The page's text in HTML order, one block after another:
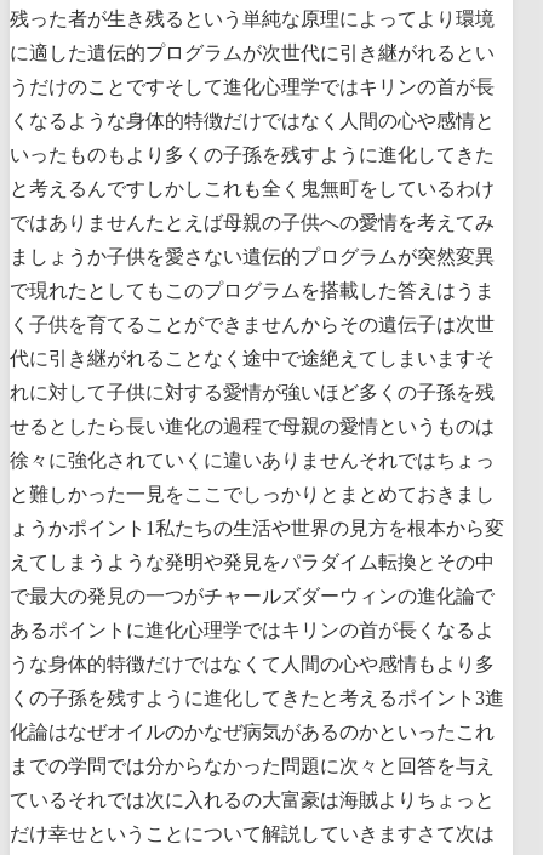
残った者が生き残るという単純な原理によってより環境
に適した遺伝的プログラムが次世代に引き継がれるとい
うだけのことですそして進化心理学ではキリンの首が長
くなるような身体的特徴だけではなく人間の心や感情と
いったものもより多くの子孫を残すように進化してきた
と考えるんですしかしこれも全く鬼無町をしているわけ
ではありませんたとえば母親の子供への愛情を考えてみ
ましょうか子供を愛さない遺伝的プログラムが突然変異
で現れたとしてもこのプログラムを搭載した答えはうま
く子供を育てることができませんからその遺伝子は次世
代に引き継がれることなく途中で途絶えてしまいますそ
れに対して子供に対する愛情が強いほど多くの子孫を残
せるとしたら長い進化の過程で母親の愛情というものは
徐々に強化されていくに違いありませんそれではちょっ
と難しかった一見をここでしっかりとまとめておきまし
ょうかポイント1私たちの生活や世界の見方を根本から変
えてしまうような発明や発見をパラダイム転換とその中
で最大の発見の一つがチャールズダーウィンの進化論で
あるポイントに進化心理学ではキリンの首が長くなるよ
うな身体的特徴だけではなくて人間の心や感情もより多
くの子孫を残すように進化してきたと考えるポイント3進
化論はなぜオイルのかなぜ病気があるのかといったこれ
までの学問では分からなかった問題に次々と回答を与え
ているそれでは次に入れるの大富豪は海賊よりちょっと
だけ幸せということについて解説していきますさて次は